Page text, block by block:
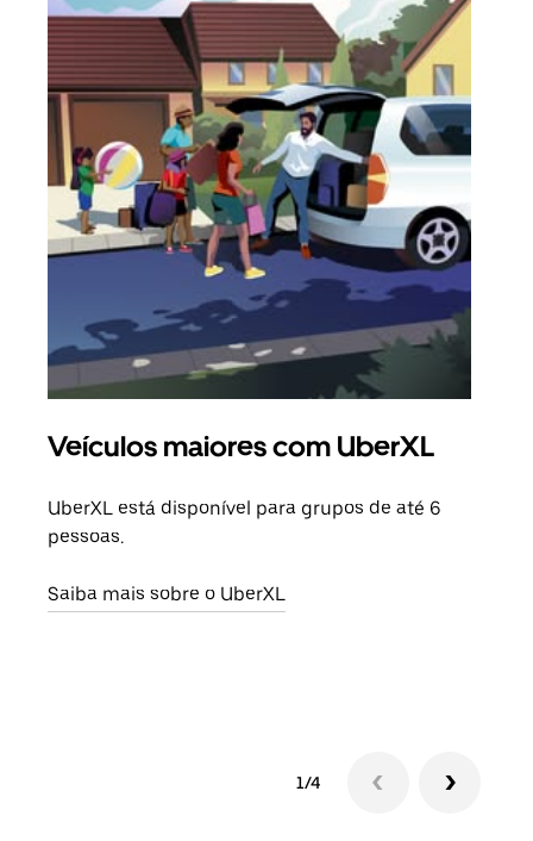
Veículos maiores com UberXL
UberXL está disponível para grupos de até 6
pessoas.
Saiba mais sobre o UberXL
1/4